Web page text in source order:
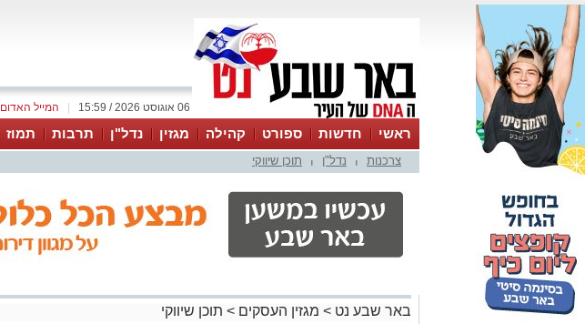
המייל האדום 06 אוגוסט 2026 / 15:59
ראשי חדשות ספורט קהילה מגזין נדל"ן תרבות תמוז
עסקים
טיפים והמלצות צרכנות נדל"ן תוכן שיווקי
באר שבע נט > מגזין העסקים > תוכן שיווקי